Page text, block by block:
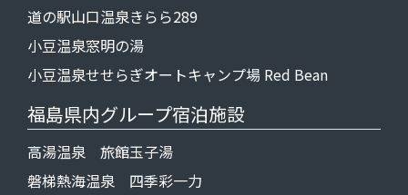
道の駅山口温泉きらら289
小豆温泉窓明の湯
小豆温泉せせらぎオートキャンプ場 Red Bean
福島県内グループ宿泊施設
高湯温泉 旅館玉子湯
磐梯熱海温泉 四季彩一力